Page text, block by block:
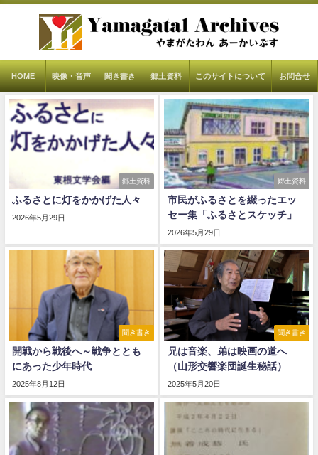
HOME 映像・音声 聞き書き 郷土資料 このサイトについて お問合せ
郷土資料
ふるさとに灯をかかげた人々
2026年5月29日
郷土資料
市民がふるさとを綴ったエッ
セー集「ふるさとスケッチ」
2026年5月29日
聞き書き
開戦から戦後へ～戦争ととも
にあった少年時代
2025年8月12日
聞き書き
兄は音楽、弟は映画の道へ
（山形交響楽団誕生秘話）
2025年5月20日